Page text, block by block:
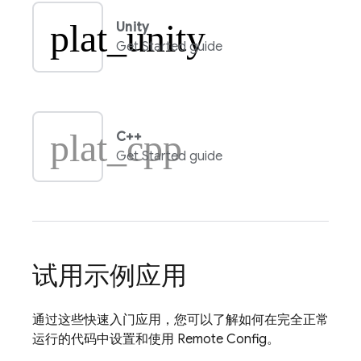
plat_unity
Unity
Get Started guide
plat_cpp
C++
Get Started guide
试用示例应用
通过这些快速入门应用，您可以了解如何在完全正常
运行的代码中设置和使用 Remote Config。